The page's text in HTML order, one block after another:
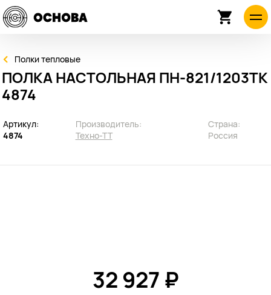
Полки тепловые
ПОЛКА НАСТОЛЬНАЯ ПН-821/1203ТК
4874
Артикул:
4874
Производитель:
Техно-ТТ
Страна:
Россия
32 927 ₽